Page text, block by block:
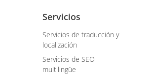
Servicios
Servicios de traducción y
localización
Servicios de SEO
multilingüe